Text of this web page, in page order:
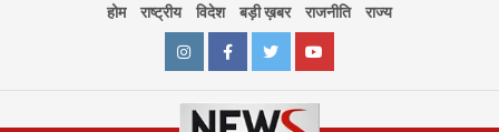
होम राष्ट्रीय विदेश बड़ी ख़बर राजनीति राज्य
InstagramFacebookTwitterYoutube